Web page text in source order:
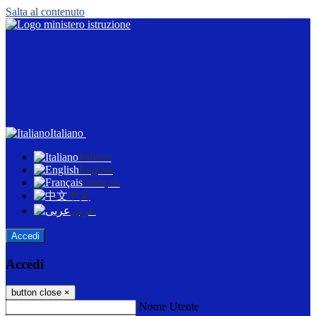
Salta al contenuto
Italiano
Italiano
English
Français
中文
عربى
Accedi
Accedi
button close ×
Nome Utente